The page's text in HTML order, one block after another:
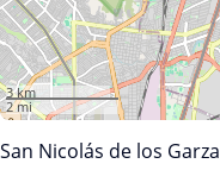
3 km
2 mi
San Nicolás de los Garza